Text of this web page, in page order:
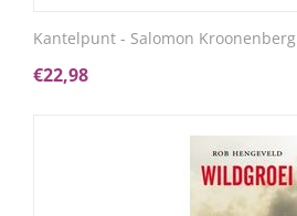
Kantelpunt - Salomon Kroonenberg
€22,98